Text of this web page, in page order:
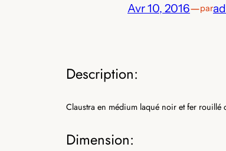
Avr 10, 2016—par
Description:
Claustra en médium laqué noir et fer rouillé
Dimension: